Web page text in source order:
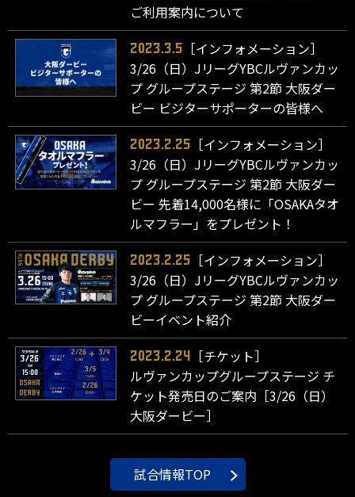
ご利用案内について
2023.3.5
［インフォメーション］
3/26（日）JリーグYBCルヴァンカッ
プ グループステージ 第2節 大阪ダー
ビー ビジターサポーターの皆様へ
2023.2.25
［インフォメーション］
3/26（日）JリーグYBCルヴァンカッ
プ グループステージ 第2節 大阪ダー
ビー 先着14,000名様に「OSAKAタオ
ルマフラー」をプレゼント！
2023.2.25
［インフォメーション］
3/26（日）JリーグYBCルヴァンカッ
プ グループステージ 第2節 大阪ダー
ビーイベント紹介
2023.2.24
［チケット］
ルヴァンカップグループステージ チ
ケット発売日のご案内［3/26（日）
大阪ダービー］
試合情報TOP